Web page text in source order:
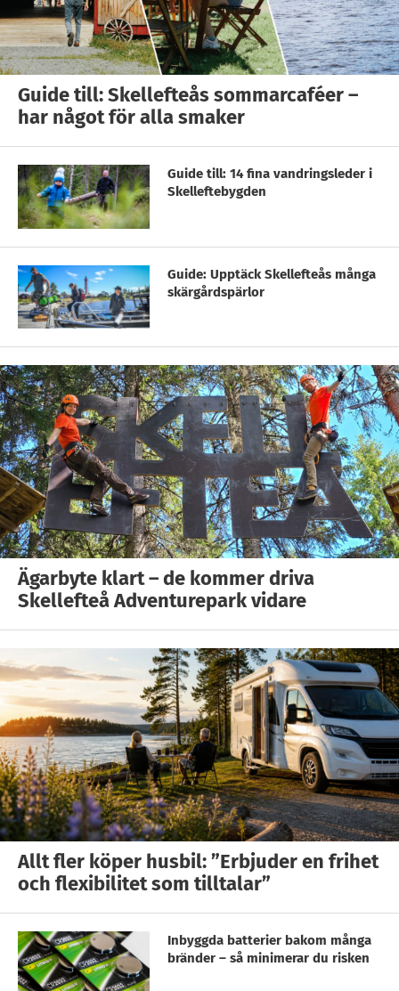
Guide till: Skellefteås sommarcaféer –
har något för alla smaker
Guide till: 14 fina vandringsleder i
Skelleftebygden
Guide: Upptäck Skellefteås många
skärgårdspärlor
Ägarbyte klart – de kommer driva
Skellefteå Adventurepark vidare
Allt fler köper husbil: ”Erbjuder en frihet
och flexibilitet som tilltalar”
Inbyggda batterier bakom många
bränder – så minimerar du risken